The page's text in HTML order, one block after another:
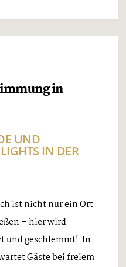
in
UND
IN DER
ist nicht nur ein Ort
– hier wird
und geschlemmt! In
Gäste bei freiem